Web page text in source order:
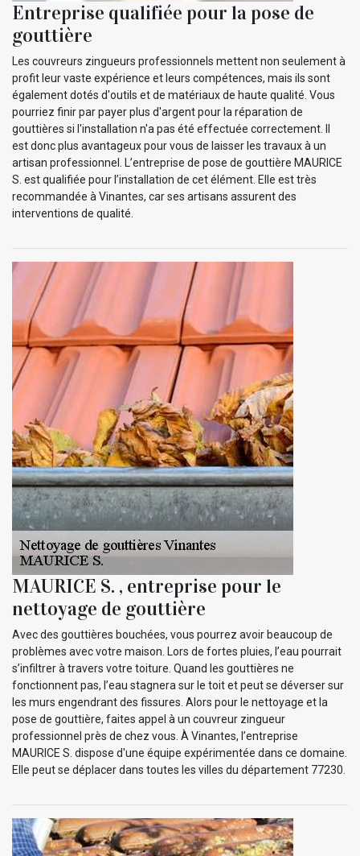
Entreprise qualifiée pour la pose de
gouttière
Les couvreurs zingueurs professionnels mettent non seulement à
profit leur vaste expérience et leurs compétences, mais ils sont
également dotés d'outils et de matériaux de haute qualité. Vous
pourriez finir par payer plus d'argent pour la réparation de
gouttières si l'installation n'a pas été effectuée correctement. Il
est donc plus avantageux pour vous de laisser les travaux à un
artisan professionnel. L’entreprise de pose de gouttière MAURICE
S. est qualifiée pour l’installation de cet élément. Elle est très
recommandée à Vinantes, car ses artisans assurent des
interventions de qualité.
MAURICE S. , entreprise pour le
nettoyage de gouttière
Avec des gouttières bouchées, vous pourrez avoir beaucoup de
problèmes avec votre maison. Lors de fortes pluies, l’eau pourrait
s’infiltrer à travers votre toiture. Quand les gouttières ne
fonctionnent pas, l’eau stagnera sur le toit et peut se déverser sur
les murs engendrant des fissures. Alors pour le nettoyage et la
pose de gouttière, faites appel à un couvreur zingueur
professionnel près de chez vous. À Vinantes, l’entreprise
MAURICE S. dispose d'une équipe expérimentée dans ce domaine.
Elle peut se déplacer dans toutes les villes du département 77230.